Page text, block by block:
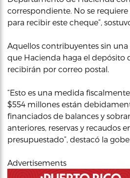
correspondiente. No se
para recibir este cheque”,
Aquellos contribuyentes sin
que Hacienda haga el depósito
recibirán por correo postal.
“Esto es una medida
$554 millones están
financiados de balances y
anteriores, reservas y recaudos
presupuestado”, destacó la
Advertisements